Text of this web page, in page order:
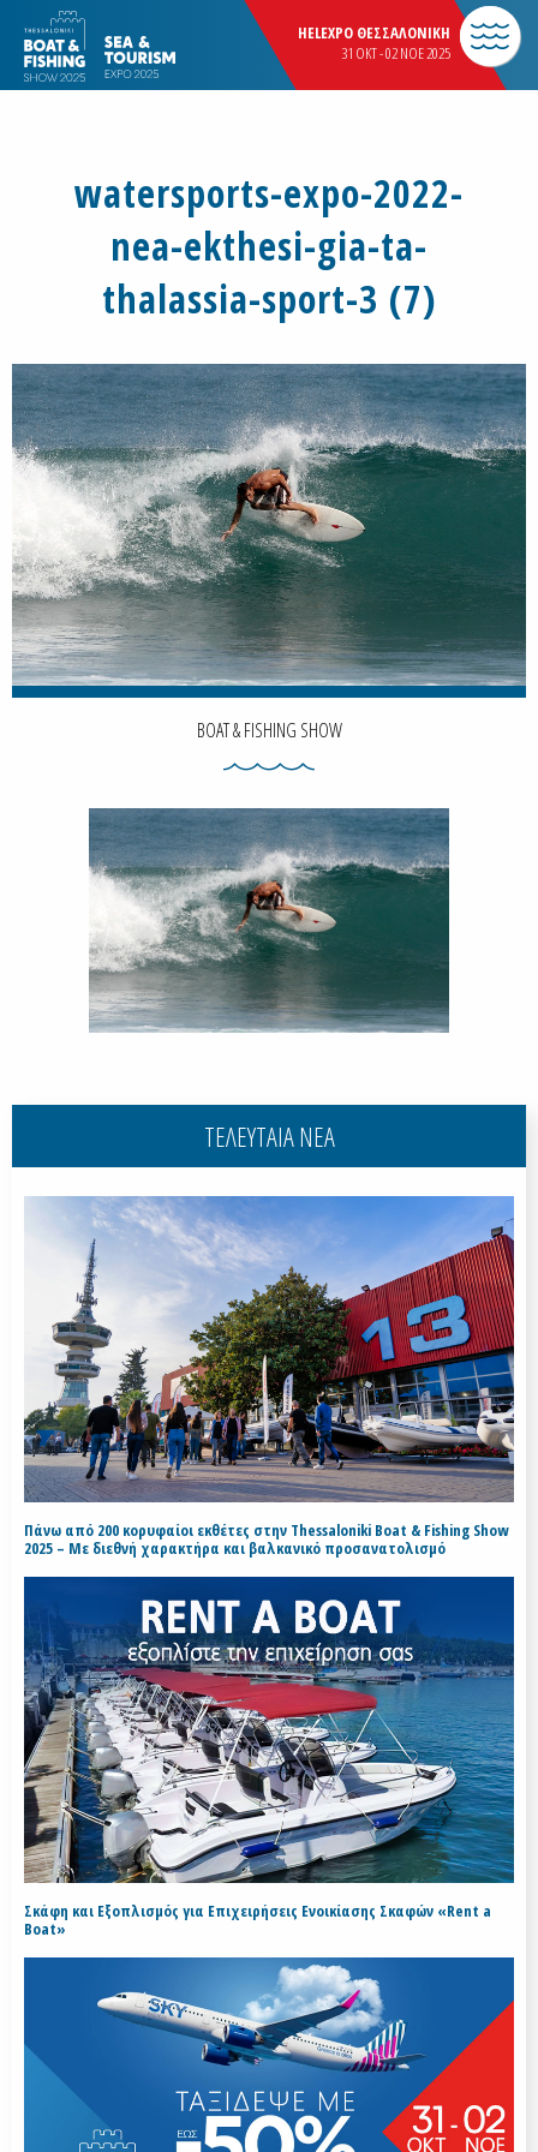
HELEXPO ΘΕΣΣΑΛΟΝΙΚΗ
31 OKT - 02 NOE 2025
watersports-expo-2022-
nea-ekthesi-gia-ta-
thalassia-sport-3 (7)
BOAT & FISHING SHOW
ΤΕΛΕΥΤΑΙΑ ΝΕΑ
Πάνω από 200 κορυφαίοι εκθέτες στην Thessaloniki Boat & Fishing Show
2025 – Με διεθνή χαρακτήρα και βαλκανικό προσανατολισμό
Σκάφη και Εξοπλισμός για Επιχειρήσεις Ενοικίασης Σκαφών «Rent a
Boat»